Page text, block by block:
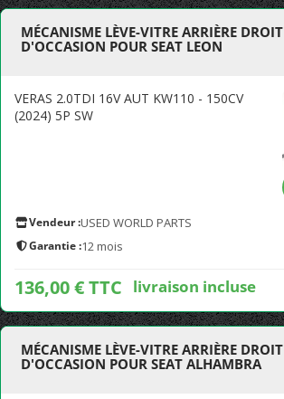
MÉCANISME LÈVE-VITRE ARRIÈRE DROIT
D'OCCASION POUR SEAT LEON
VERAS 2.0TDI 16V AUT KW110 - 150CV
(2024) 5P SW
Vendeur :USED WORLD PARTS
Garantie :12 mois
136,00 € TTC livraison incluse
MÉCANISME LÈVE-VITRE ARRIÈRE DROIT
D'OCCASION POUR SEAT ALHAMBRA